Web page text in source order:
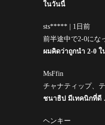
ในวันนี้
sts***** | 1日前
前半途中で2-0にな
ผมคิดว่าถูกนำ 2-0
MsFfin
チャナティップ、
ชนาธิป มีเทคนิกที่ดี
ヘンキー